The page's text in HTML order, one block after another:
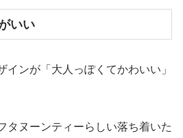
いい
インが「大人っぽくてかわいい」
タヌーンティーらしい落ち着いた